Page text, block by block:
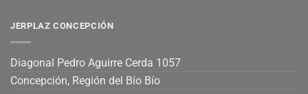
JERPLAZ CONCEPCIÓN
Diagonal Pedro Aguirre Cerda 1057
Concepción, Región del Bío Bío